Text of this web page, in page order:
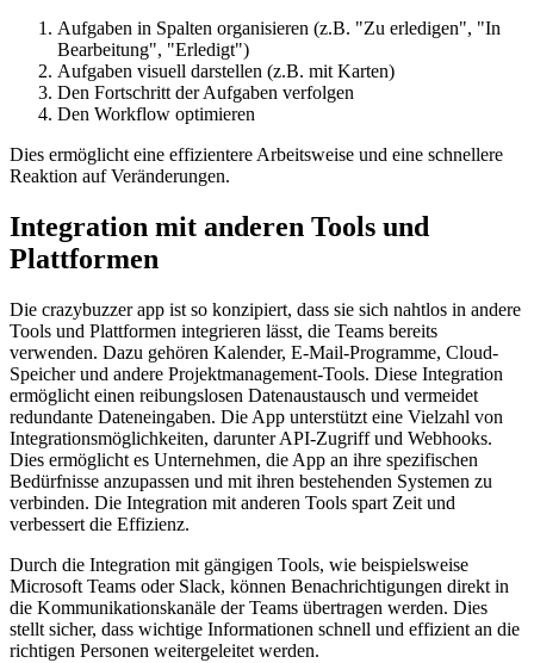
Aufgaben in Spalten organisieren (z.B. "Zu erledigen", "In
Bearbeitung", "Erledigt")
Aufgaben visuell darstellen (z.B. mit Karten)
Den Fortschritt der Aufgaben verfolgen
Den Workflow optimieren
Dies ermöglicht eine effizientere Arbeitsweise und eine schnellere
Reaktion auf Veränderungen.
Integration mit anderen Tools und
Plattformen
Die crazybuzzer app ist so konzipiert, dass sie sich nahtlos in andere
Tools und Plattformen integrieren lässt, die Teams bereits
verwenden. Dazu gehören Kalender, E-Mail-Programme, Cloud-
Speicher und andere Projektmanagement-Tools. Diese Integration
ermöglicht einen reibungslosen Datenaustausch und vermeidet
redundante Dateneingaben. Die App unterstützt eine Vielzahl von
Integrationsmöglichkeiten, darunter API-Zugriff und Webhooks.
Dies ermöglicht es Unternehmen, die App an ihre spezifischen
Bedürfnisse anzupassen und mit ihren bestehenden Systemen zu
verbinden. Die Integration mit anderen Tools spart Zeit und
verbessert die Effizienz.
Durch die Integration mit gängigen Tools, wie beispielsweise
Microsoft Teams oder Slack, können Benachrichtigungen direkt in
die Kommunikationskanäle der Teams übertragen werden. Dies
stellt sicher, dass wichtige Informationen schnell und effizient an die
richtigen Personen weitergeleitet werden.